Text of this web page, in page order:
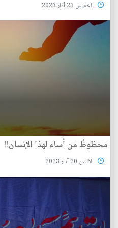
الخميس 23 آذار 2023
محظوظٌ من أساء لهذا الإنسان!!
الأثنين 20 آذار 2023